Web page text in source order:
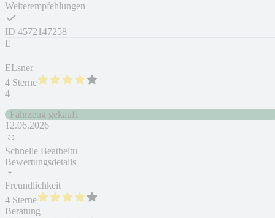
Weiterempfehlungen
ID 4572147258
E
ELsner
4 Sterne
4
Fahrzeug gekauft
12.06.2026
Schnelle Beatbeitu
Bewertungsdetails
Freundlichkeit
4 Sterne
Beratung